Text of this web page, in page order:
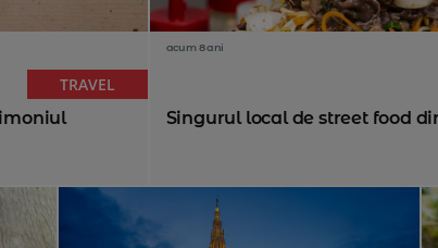
TRAVEL
acum 8 ani
Singurul local de street food